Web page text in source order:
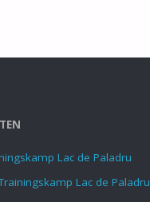
Lac de Paladru
Lac de Paladru